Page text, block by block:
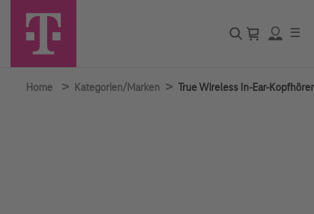
☰
Home > Kategorien/Marken > True Wireless In-Ear-